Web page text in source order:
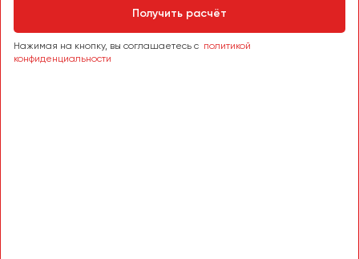
Получить расчёт
Нажимая на кнопку, вы соглашаетесь с политикой
конфиденциальности